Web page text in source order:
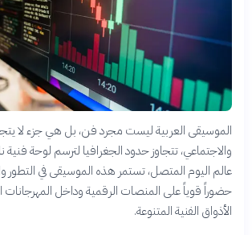
الموسيقى العربية ليست مجرد فن، بل هي جزء لا
والاجتماعي، تتجاوز حدود الجغرافيا لترسم لوحة فنية
عالم اليوم المتصل، تستمر هذه الموسيقى في التطور
حضوراً قوياً على المنصات الرقمية وداخل المهرجانات
الأذواق الفنية المتنوعة.